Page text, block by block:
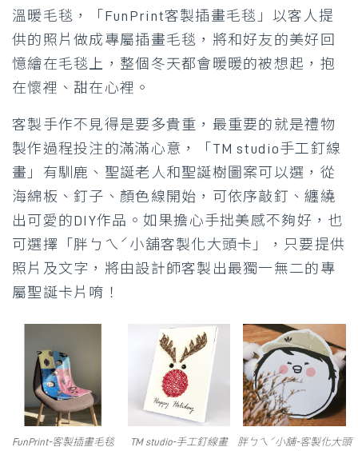
溫暖毛毯，「FunPrint客製插畫毛毯」以客人提
供的照片做成專屬插畫毛毯，將和好友的美好回
憶繪在毛毯上，整個冬天都會暖暖的被想起，抱
在懷裡、甜在心裡。
客製手作不見得是要多貴重，最重要的就是禮物
製作過程投注的滿滿心意，「TM studio手工釘線
畫」有馴鹿、聖誕老人和聖誕樹圖案可以選，從
海綿板、釘子、顏色線開始，可依序敲釘、纏繞
出可愛的DIY作品。如果擔心手拙美感不夠好，也
可選擇「胖ㄅㄟˊ小舖客製化大頭卡」，只要提供
照片及文字，將由設計師客製出最獨一無二的專
屬聖誕卡片唷！
FunPrint-客製插畫毛毯 TM studio-手工釘線畫
胖ㄅㄟˊ小舖-客製化大頭